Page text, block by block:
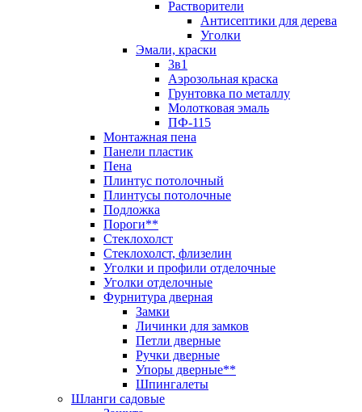
Растворители
Антисептики для дерева
Уголки
Эмали, краски
3в1
Аэрозольная краска
Грунтовка по металлу
Молотковая эмаль
ПФ-115
Монтажная пена
Панели пластик
Пена
Плинтус потолочный
Плинтусы потолочные
Подложка
Пороги**
Стеклохолст
Стеклохолст, флизелин
Уголки и профили отделочные
Уголки отделочные
Фурнитура дверная
Замки
Личинки для замков
Петли дверные
Ручки дверные
Упоры дверные**
Шпингалеты
Шланги садовые